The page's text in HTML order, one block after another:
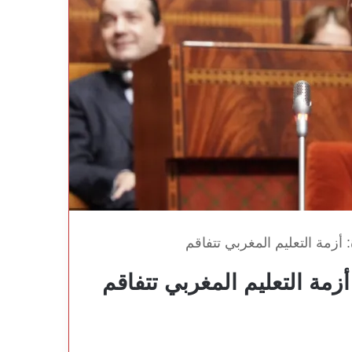
التعليم المغربي تتفاقم
التعليم المغربي تتفاقم